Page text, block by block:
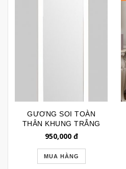
GƯƠNG SOI TOÀN
THÂN KHUNG TRẮNG
TRƠN GSTT111
950,000đ
MUA HÀNG